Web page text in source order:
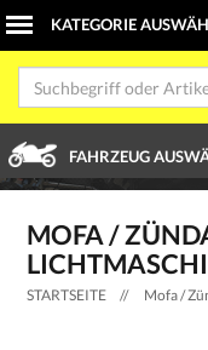
FAHRZEUG
MOFA /
STARTSEITE // Mofa /